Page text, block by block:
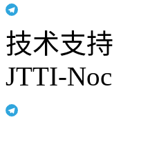
技术支持
JTTI-Noc